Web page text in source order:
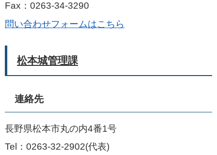
Fax：0263-34-3290
問い合わせフォームはこちら
松本城管理課
連絡先
長野県松本市丸の内4番1号
Tel：0263-32-2902 代表